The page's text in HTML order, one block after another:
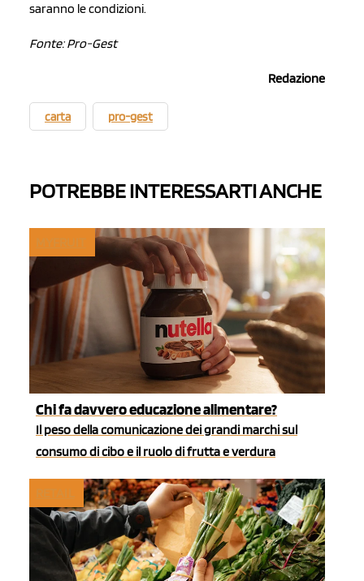
saranno le condizioni.
Fonte: Pro-Gest
Redazione
carta pro-gest
POTREBBE INTERESSARTI ANCHE
Chi fa davvero educazione alimentare?
Il peso della comunicazione dei grandi marchi sul
consumo di cibo e il ruolo di frutta e verdura